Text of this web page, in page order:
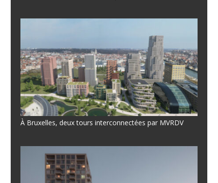
À Bruxelles, deux tours interconnectées par MVRDV